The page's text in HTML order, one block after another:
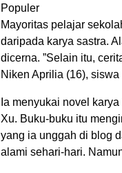
Populer
Mayoritas pelajar
daripada karya sastra.
dicerna. ”Selain itu,
Niken Aprilia (16),
Ia menyukai novel
Xu. Buku-buku itu
yang ia unggah di blog
alami sehari-hari.